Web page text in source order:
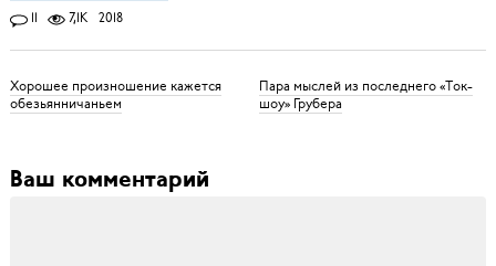
11 7,1K 2018
Хорошее произношение кажется
обезьянничаньем
Пара мыслей из последнего «Ток-
шоу» Грубера
Ваш комментарий